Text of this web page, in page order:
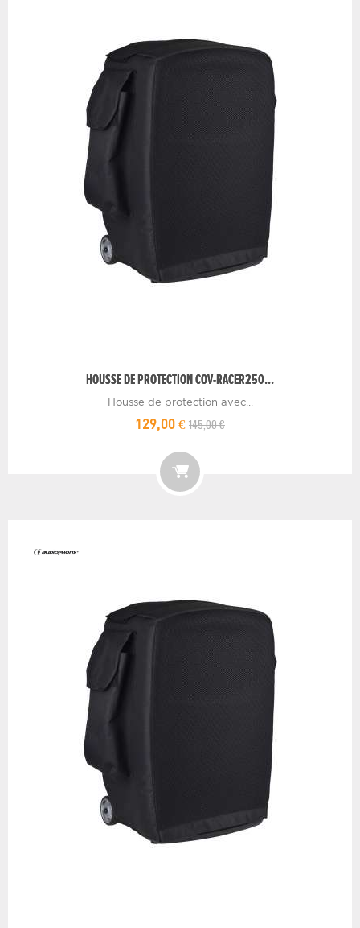
HOUSSE DE PROTECTION COV-RACER250...
Housse de protection avec...
129,00 € 145,00 €